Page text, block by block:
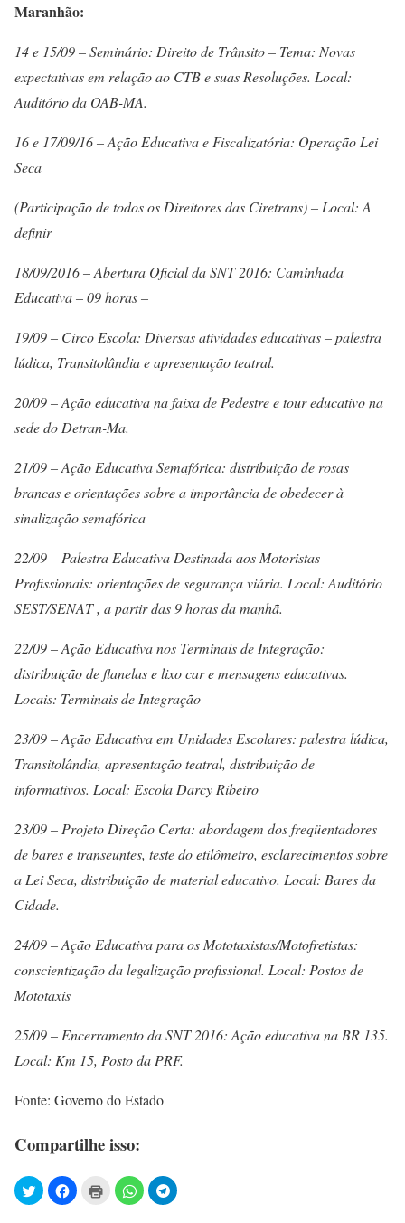
Maranhão:
14 e 15/09 – Seminário: Direito de Trânsito – Tema: Novas
expectativas em relação ao CTB e suas Resoluções. Local:
Auditório da OAB-MA.
16 e 17/09/16 – Ação Educativa e Fiscalizatória: Operação Lei
Seca
(Participação de todos os Direitores das Ciretrans) – Local: A
definir
18/09/2016 – Abertura Oficial da SNT 2016: Caminhada
Educativa – 09 horas –
19/09 – Circo Escola: Diversas atividades educativas – palestra
lúdica, Transitolândia e apresentação teatral.
20/09 – Ação educativa na faixa de Pedestre e tour educativo na
sede do Detran-Ma.
21/09 – Ação Educativa Semafórica: distribuição de rosas
brancas e orientações sobre a importância de obedecer à
sinalização semafórica
22/09 – Palestra Educativa Destinada aos Motoristas
Profissionais: orientações de segurança viária. Local: Auditório
SEST/SENAT , a partir das 9 horas da manhã.
22/09 – Ação Educativa nos Terminais de Integração:
distribuição de flanelas e lixo car e mensagens educativas.
Locais: Terminais de Integração
23/09 – Ação Educativa em Unidades Escolares: palestra lúdica,
Transitolândia, apresentação teatral, distribuição de
informativos. Local: Escola Darcy Ribeiro
23/09 – Projeto Direção Certa: abordagem dos freqüentadores
de bares e transeuntes, teste do etilômetro, esclarecimentos sobre
a Lei Seca, distribuição de material educativo. Local: Bares da
Cidade.
24/09 – Ação Educativa para os Mototaxistas/Motofretistas:
conscientização da legalização profissional. Local: Postos de
Mototaxis
25/09 – Encerramento da SNT 2016: Ação educativa na BR 135.
Local: Km 15, Posto da PRF.
Fonte: Governo do Estado
Compartilhe isso: